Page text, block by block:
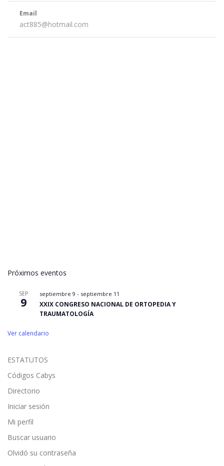
Email
act885@hotmail.com
Próximos eventos
SEP
9
septiembre 9 - septiembre 11
XXIX CONGRESO NACIONAL DE ORTOPEDIA Y
TRAUMATOLOGÍA
Ver calendario
ESTATUTOS
Códigos Cabys
Directorio
Iniciar sesión
Mi perfil
Buscar usuario
Olvidó su contraseña